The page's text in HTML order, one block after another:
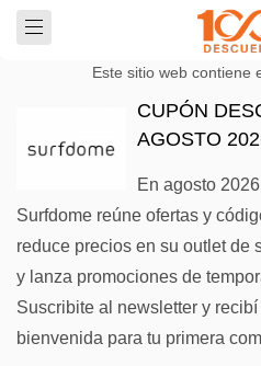
Este sitio web contiene
CUPÓN
AGOSTO
En agosto
Surfdome reúne ofertas y
reduce precios en su outlet de
y lanza promociones de
Suscribite al newsletter y
bienvenida para tu primera